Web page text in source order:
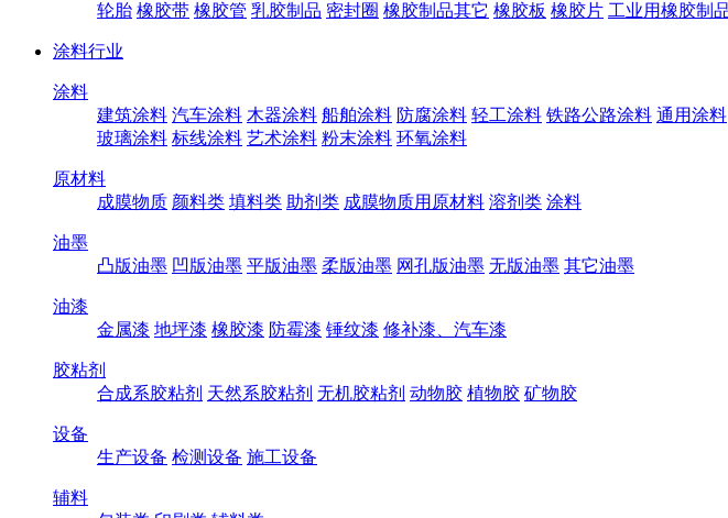
轮胎 橡胶带 橡胶管 乳胶制品 密封圈 橡胶制品其它 橡胶板 橡胶片 工业用橡胶制
涂料行业
涂料
建筑涂料 汽车涂料 木器涂料 船舶涂料 防腐涂料 轻工涂料 铁路公路涂料 通用涂料
玻璃涂料 标线涂料 艺术涂料 粉末涂料 环氧涂料
原材料
成膜物质 颜料类 填料类 助剂类 成膜物质用原材料 溶剂类 涂料
油墨
凸版油墨 凹版油墨 平版油墨 柔版油墨 网孔版油墨 无版油墨 其它油墨
油漆
金属漆 地坪漆 橡胶漆 防霉漆 锤纹漆 修补漆、汽车漆
胶粘剂
合成系胶粘剂 天然系胶粘剂 无机胶粘剂 动物胶 植物胶 矿物胶
设备
生产设备 检测设备 施工设备
辅料